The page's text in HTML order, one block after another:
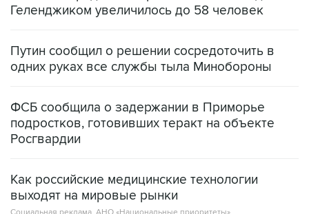
Геленджиком увеличилось до 58 человек
Путин сообщил о решении сосредоточить в
одних руках все службы тыла Минобороны
ФСБ сообщила о задержании в Приморье
подростков, готовивших теракт на объекте
Росгвардии
Как российские медицинские технологии
выходят на мировые рынки